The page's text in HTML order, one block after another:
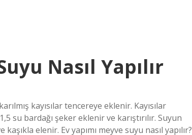
Nasıl Yapılır
kayısılar tencereye eklenir. Kayısılar
su bardağı şeker eklenir ve karıştırılır. Suyun
elenir. Ev yapımı meyve suyu nasıl yapılır?